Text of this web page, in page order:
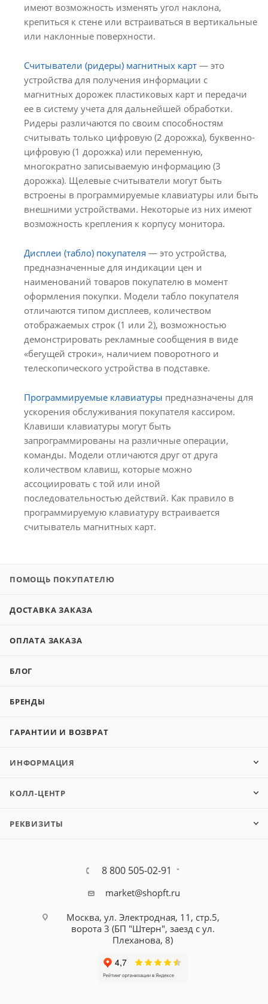
имеют возможность изменять угол наклона,
крепиться к стене или встраиваться в вертикальные
или наклонные поверхности.
Считыватели (ридеры) магнитных карт — это
устройства для получения информации с
магнитных дорожек пластиковых карт и передачи
ее в систему учета для дальнейшей обработки.
Ридеры различаются по своим способностям
считывать только цифровую (2 дорожка), буквенно-
цифровую (1 дорожка) или переменную,
многократно записываемую информацию (3
дорожка). Щелевые считыватели могут быть
встроены в программируемые клавиатуры или быть
внешними устройствами. Некоторые из них имеют
возможность крепления к корпусу монитора.
Дисплеи (табло) покупателя — это устройства,
предназначенные для индикации цен и
наименований товаров покупателю в момент
оформления покупки. Модели табло покупателя
отличаются типом дисплеев, количеством
отображаемых строк (1 или 2), возможностью
демонстрировать рекламные сообщения в виде
«бегущей строки», наличием поворотного и
телескопического устройства в подставке.
Программируемые клавиатуры предназначены для
ускорения обслуживания покупателя кассиром.
Клавиши клавиатуры могут быть
запрограммированы на различные операции,
команды. Модели отличаются друг от друга
количеством клавиш, которые можно
ассоциировать с той или иной
последовательностью действий. Как правило в
программируемую клавиатуру встраивается
считыватель магнитных карт.
ПОМОЩЬ ПОКУПАТЕЛЮ
ДОСТАВКА ЗАКАЗА
ОПЛАТА ЗАКАЗА
БЛОГ
БРЕНДЫ
ГАРАНТИИ И ВОЗВРАТ
ИНФОРМАЦИЯ
КОЛЛ-ЦЕНТР
РЕКВИЗИТЫ
8 800 505-02-91
market@shopft.ru
Москва, ул. Электродная, 11, стр.5,
ворота 3 (БП "Штерн", заезд с ул.
Плеханова, 8)